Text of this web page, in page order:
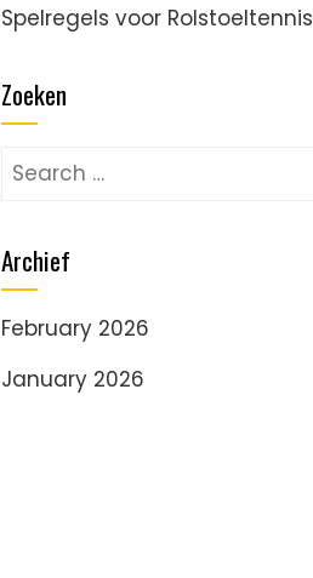
Spelregels voor Rolstoeltennis
Zoeken
Search
Archief
February 2026
January 2026